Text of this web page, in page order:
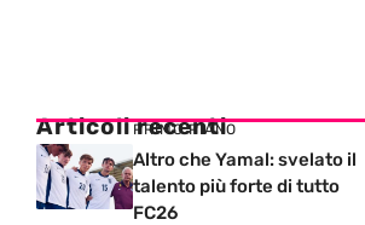
Articoli recenti
PRIMO PIANO
Altro che Yamal: svelato il
talento più forte di tutto
FC26